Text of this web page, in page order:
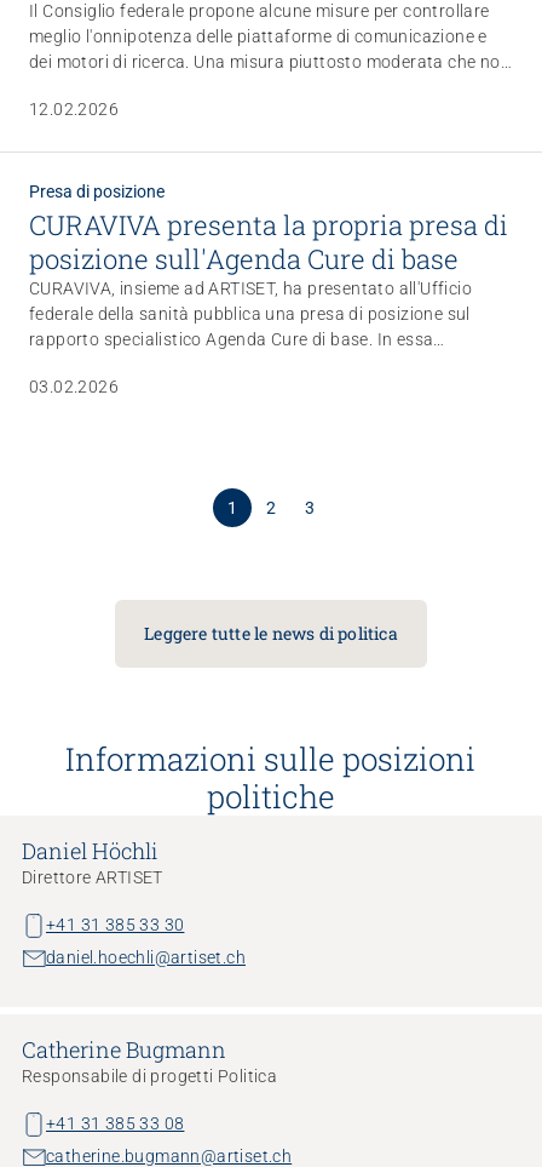
Il Consiglio federale propone alcune misure per controllare
meglio l'onnipotenza delle piattaforme di comunicazione e
dei motori di ricerca. Una misura piuttosto moderata che non
adolescenti deve essere protetta in modo più efficace.
12.02.2026
Presa di posizione
CURAVIVA presenta la propria presa di
posizione sull'Agenda Cure di base
CURAVIVA, insieme ad ARTISET, ha presentato all'Ufficio
federale della sanità pubblica una presa di posizione sul
rapporto specialistico Agenda Cure di base. In essa
rapporto, ma richiedono un orientamento strategico più
03.02.2026
1 2 3
Leggere tutte le news di politica
Informazioni sulle posizioni
politiche
Daniel Höchli
Direttore ARTISET
+41 31 385 33 30
daniel.hoechli@artiset.ch
Catherine Bugmann
Responsabile di progetti Politica
+41 31 385 33 08
catherine.bugmann@artiset.ch